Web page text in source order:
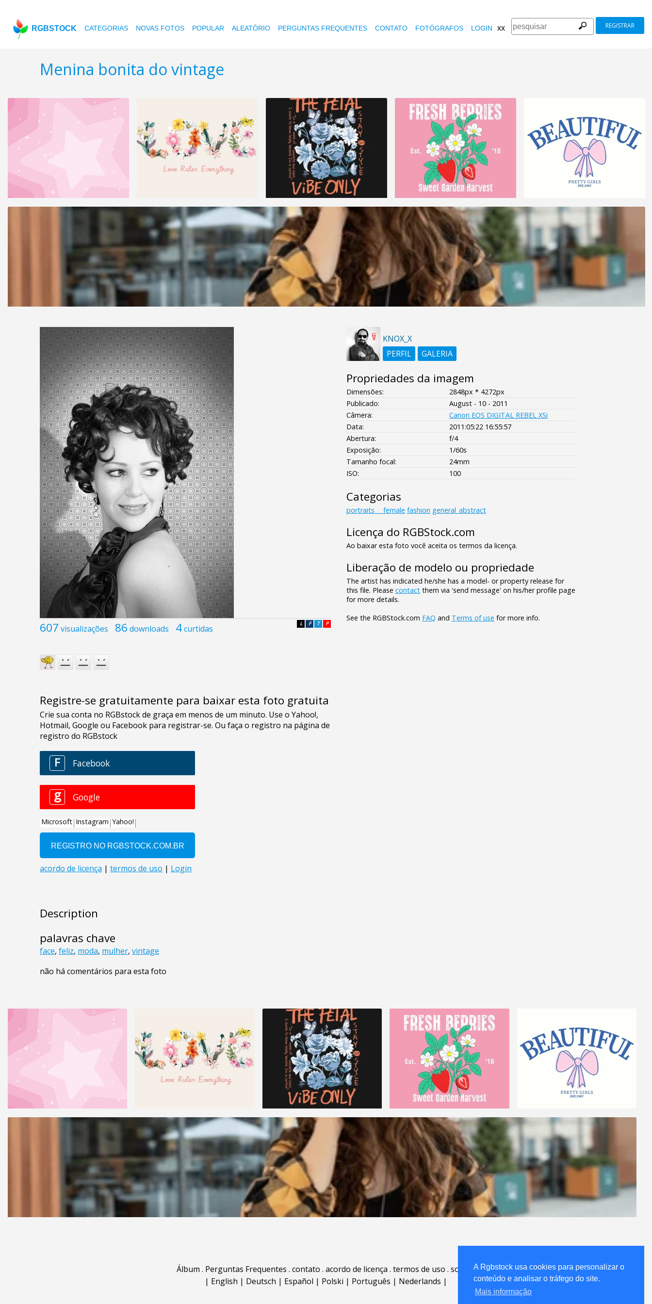
A Rgbstock usa cookies para personalizar o
conteúdo e analisar o tráfego do site.
Mais informação
RGBSTOCK CATEGORIAS NOVAS FOTOS POPULAR ALEATÓRIO PERGUNTAS FREQUENTES CONTATO FOTÓGRAFOS LOGIN xx REGISTRAR
Menina bonita do vintage
607 visualizações 86 downloads 4curtidas P
T
F
L
Registre-se gratuitamente para baixar esta foto gratuita
Description
palavras chave
face, feliz, moda, mulher, vintage
não há comentários para esta foto
KNOX_X
PERFIL
GALERIA
Propriedades da imagem
Dimensões:
2848px * 4272px
Publicado:
August - 10 - 2011
Câmera:
Canon EOS DIGITAL REBEL XSi
Data:
2011:05:22 16:55:57
Abertura:
f/4
Exposição:
1/60s
Tamanho focal:
24mm
ISO:
100
Categorias
portraits___female fashion general_abstract
Licença do RGBStock.com
Ao baixar esta foto você aceita os termos da licença.
Liberação de modelo ou propriedade
The artist has indicated he/she has a model- or property release for
this file. Please contactthem via 'send message' on his/her profile page
for more details.
See the RGBStock.com FAQ and Terms of use for more info.
Álbum . Perguntas Frequentes . contato . acordo de licença . termos de uso . sobre
.
| English | Deutsch | Español | Polski | Português | Nederlands |